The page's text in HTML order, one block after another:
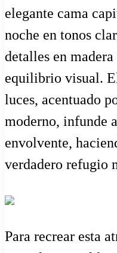
elegante cama
noche en tonos
detalles en
equilibrio visual.
luces, acentuado
moderno, infunde
envolvente,
verdadero refugio
Para recrear esta